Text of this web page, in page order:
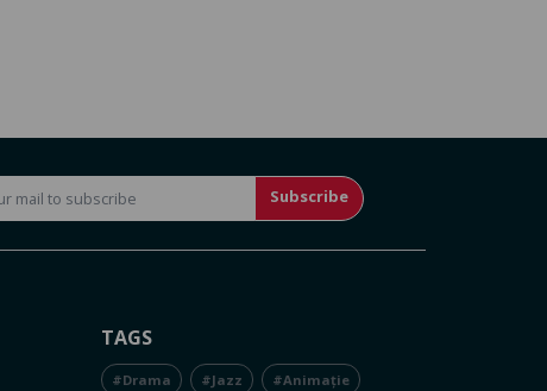
Subscribe
TAGS
#Drama #Jazz #Animație